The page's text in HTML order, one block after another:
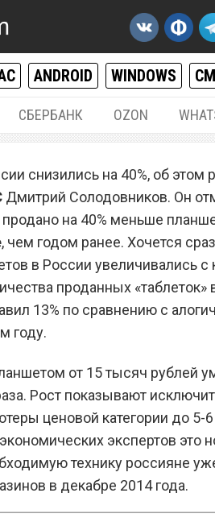
ANDROID WINDOWS
СБЕРБАНК OZON
продажи
снизились
снизились на 40%, об этом
Дмитрий Солодовников. Он
на 40% меньше
, чем годом ранее. Хочется
в России увеличивались
проданных «таблеток»
13% по сравнению с
году.
от 15 тысяч рублей
Рост показывают
ценовой категории до 5-
экспертов это
технику россияне
в декабре 2014 года.